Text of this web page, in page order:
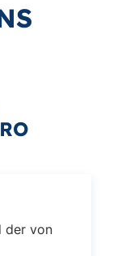
der von